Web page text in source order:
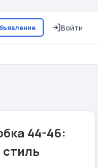
Войти
44-46: